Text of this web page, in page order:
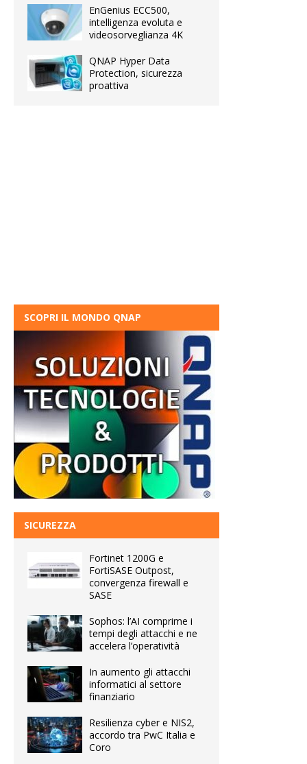
EnGenius ECC500,
intelligenza evoluta e
videosorveglianza 4K
QNAP Hyper Data
Protection, sicurezza
proattiva
SCOPRI IL MONDO QNAP
SICUREZZA
Fortinet 1200G e
FortiSASE Outpost,
convergenza firewall e
SASE
Sophos: l’AI comprime i
tempi degli attacchi e ne
accelera l’operatività
In aumento gli attacchi
informatici al settore
finanziario
Resilienza cyber e NIS2,
accordo tra PwC Italia e
Coro